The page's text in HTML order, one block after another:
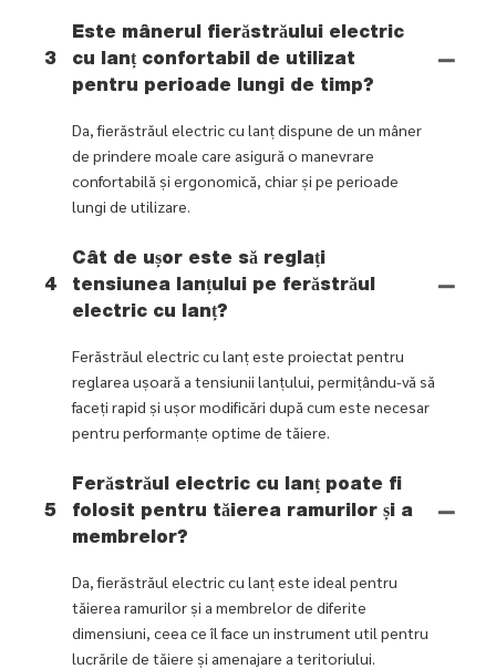
3
Este mânerul fierăstrăului electric
cu lanț confortabil de utilizat
pentru perioade lungi de timp?
Da, fierăstrăul electric cu lanț dispune de un mâner
de prindere moale care asigură o manevrare
confortabilă și ergonomică, chiar și pe perioade
lungi de utilizare.
4
Cât de ușor este să reglați
tensiunea lanțului pe ferăstrăul
electric cu lanț?
Ferăstrăul electric cu lanț este proiectat pentru
reglarea ușoară a tensiunii lanțului, permițându-vă să
faceți rapid și ușor modificări după cum este necesar
pentru performanțe optime de tăiere.
5
Ferăstrăul electric cu lanț poate fi
folosit pentru tăierea ramurilor și a
membrelor?
Da, fierăstrăul electric cu lanț este ideal pentru
tăierea ramurilor și a membrelor de diferite
dimensiuni, ceea ce îl face un instrument util pentru
lucrările de tăiere și amenajare a teritoriului.